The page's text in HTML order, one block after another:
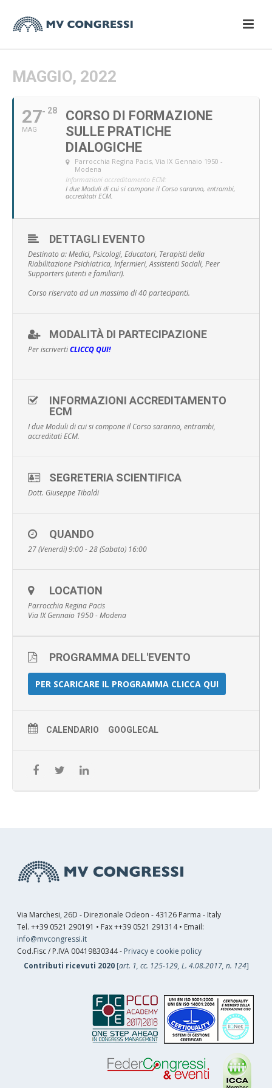
MAGGIO, 2022
27
MAG
28
CORSO DI FORMAZIONE
SULLE PRATICHE
DIALOGICHE
Parrocchia Regina Pacis, Via IX Gennaio 1950 -
Modena
Informazioni accreditamento ECM:
I due Moduli di cui si compone il Corso saranno, entrambi,
accreditati ECM.
DETTAGLI EVENTO
Destinato a: Medici, Psicologi, Educatori, Terapisti della
Riabilitazione Psichiatrica, Infermieri, Assistenti Sociali, Peer
Supporters (utenti e familiari).
Corso riservato ad un massimo di 40 partecipanti.
MODALITÀ DI PARTECIPAZIONE
Per iscrivertiCLICCQ QUI!
INFORMAZIONI ACCREDITAMENTO
ECM
I due Moduli di cui si compone il Corso saranno, entrambi,
accreditati ECM.
SEGRETERIA SCIENTIFICA
Dott. Giuseppe Tibaldi
QUANDO
27 (Venerdì) 9:00 - 28 (Sabato) 16:00
LOCATION
Parrocchia Regina Pacis
Via IX Gennaio 1950 - Modena
PROGRAMMA DELL'EVENTO
PER SCARICARE IL PROGRAMMA CLICCA QUI
CALENDARIO GOOGLECAL
Via Marchesi, 26D - Direzionale Odeon - 43126 Parma - Italy
Tel. ++39 0521 290191 • Fax ++39 0521 291314 • Email:
info@mvcongressi.it
Cod.Fisc / P.IVA 00419830344 - Privacy e cookie policy
Contributi ricevuti 2020[art. 1, cc. 125-129, L. 4.08.2017, n. 124]